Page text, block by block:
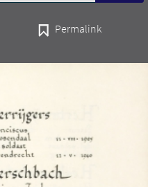
Permalink